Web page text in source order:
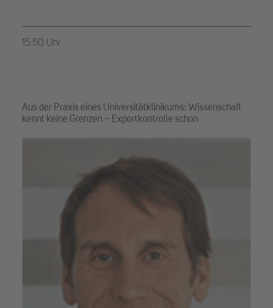
15.50 Uhr
Aus der Praxis eines Universitätklinikums: Wissenschaft
kennt keine Grenzen – Exportkontrolle schon